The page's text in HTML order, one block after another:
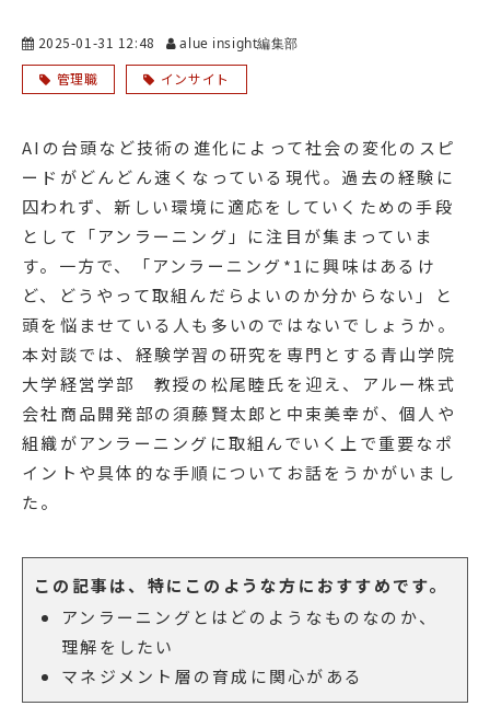
2025-01-31 12:48
alue insight編集部
管理職
インサイト
AIの台頭など技術の進化によって社会の変化のスピ
ードがどんどん速くなっている現代。過去の経験に
囚われず、新しい環境に適応をしていくための手段
として「アンラーニング」に注目が集まっていま
す。一方で、「アンラーニング*1に興味はあるけ
ど、どうやって取組んだらよいのか分からない」と
頭を悩ませている人も多いのではないでしょうか。
本対談では、経験学習の研究を専門とする青山学院
大学経営学部 教授の松尾睦氏を迎え、アルー株式
会社商品開発部の須藤賢太郎と中束美幸が、個人や
組織がアンラーニングに取組んでいく上で重要なポ
イントや具体的な手順についてお話をうかがいまし
た。
この記事は、特にこのような方におすすめです。
アンラーニングとはどのようなものなのか、
理解をしたい
マネジメント層の育成に関心がある